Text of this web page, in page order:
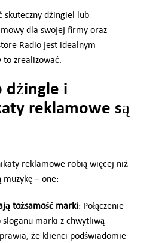
skuteczny dżingiel lub
dla swojej firmy oraz
Radio jest idealnym
to zrealizować.
dżingle i
reklamowe są
reklamowe robią więcej niż
– one:
tożsamość marki: Połączenie
sloganu marki z chwytliwą
że klienci podświadomie